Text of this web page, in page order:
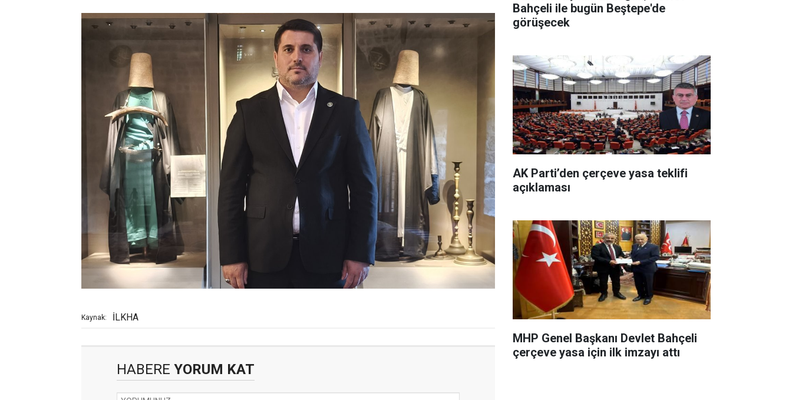
Kaynak: İLKHA
HABERE YORUM KAT
Bahçeli ile bugün Beştepe'de
görüşecek
AK Parti’den çerçeve yasa teklifi
açıklaması
MHP Genel Başkanı Devlet Bahçeli
çerçeve yasa için ilk imzayı attı